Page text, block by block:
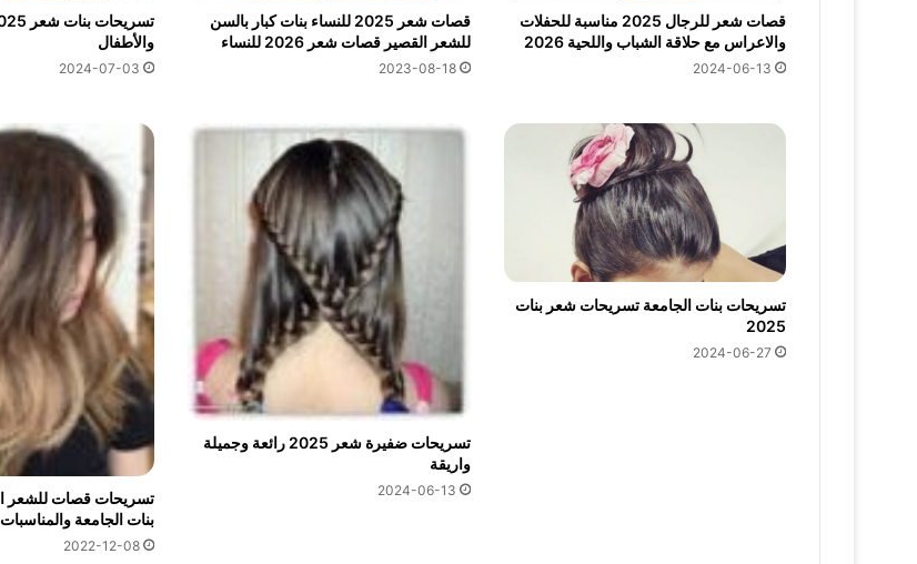
قصات شعر للرجال 2025 مناسبة للحفلات
والاعراس مع حلاقة الشباب واللحية 2026
2024-06-13
قصات شعر 2025 للنساء بنات كبار بالسن
للشعر القصير قصات شعر 2026 للنساء
2023-08-18
والأطفال
2024-07-03
تسريحات بنات الجامعة تسريحات شعر بنات
2025
2024-06-27
تسريحات ضفيرة شعر 2025 رائعة وجميلة
واريقة
2024-06-13
بنات الجامعة والمناسبات
2022-12-08